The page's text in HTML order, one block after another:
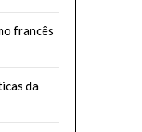
francês
da